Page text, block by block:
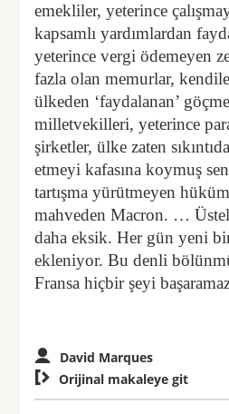
emekliler, yeterince
kapsamlı yardımlardan
yeterince vergi ödemeyen
fazla olan memurlar,
ülkeden ‘faydalanan’
milletvekilleri, yeterince
şirketler, ülke zaten
etmeyi kafasına koymuş
tartışma yürütmeyen
mahveden Macron. …
daha eksik. Her gün yeni
ekleniyor. Bu denli
Fransa hiçbir şeyi
David Marques
 Orijinal makaleye git